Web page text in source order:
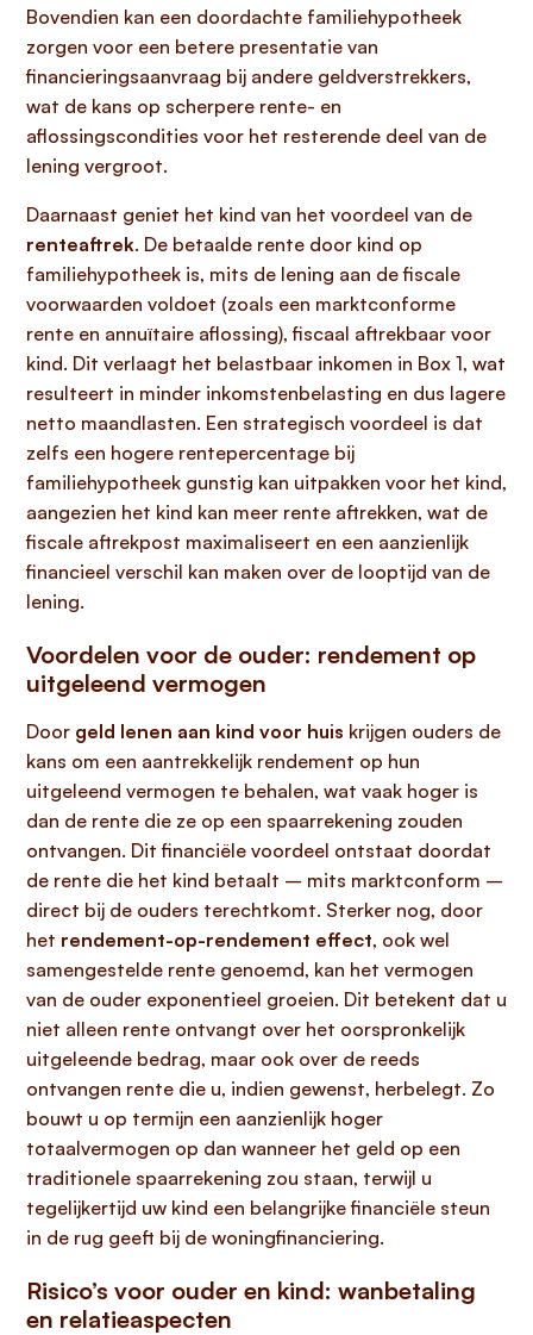
Bovendien kan een doordachte familiehypotheek
zorgen voor een betere presentatie van
financieringsaanvraag bij andere geldverstrekkers,
wat de kans op scherpere rente- en
aflossingscondities voor het resterende deel van de
lening vergroot.
Daarnaast geniet het kind van het voordeel van de
renteaftrek. De betaalde rente door kind op
familiehypotheek is, mits de lening aan de fiscale
voorwaarden voldoet (zoals een marktconforme
rente en annuïtaire aflossing), fiscaal aftrekbaar voor
kind. Dit verlaagt het belastbaar inkomen in Box 1, wat
resulteert in minder inkomstenbelasting en dus lagere
netto maandlasten. Een strategisch voordeel is dat
zelfs een hogere rentepercentage bij
familiehypotheek gunstig kan uitpakken voor het kind,
aangezien het kind kan meer rente aftrekken, wat de
fiscale aftrekpost maximaliseert en een aanzienlijk
financieel verschil kan maken over de looptijd van de
lening.
Voordelen voor de ouder: rendement op
uitgeleend vermogen
Door geld lenen aan kind voor huis krijgen ouders de
kans om een aantrekkelijk rendement op hun
uitgeleend vermogen te behalen, wat vaak hoger is
dan de rente die ze op een spaarrekening zouden
ontvangen. Dit financiële voordeel ontstaat doordat
de rente die het kind betaalt – mits marktconform –
direct bij de ouders terechtkomt. Sterker nog, door
het rendement-op-rendement effect, ook wel
samengestelde rente genoemd, kan het vermogen
van de ouder exponentieel groeien. Dit betekent dat u
niet alleen rente ontvangt over het oorspronkelijk
uitgeleende bedrag, maar ook over de reeds
ontvangen rente die u, indien gewenst, herbelegt. Zo
bouwt u op termijn een aanzienlijk hoger
totaalvermogen op dan wanneer het geld op een
traditionele spaarrekening zou staan, terwijl u
tegelijkertijd uw kind een belangrijke financiële steun
in de rug geeft bij de woningfinanciering.
Risico’s voor ouder en kind: wanbetaling
en relatieaspecten